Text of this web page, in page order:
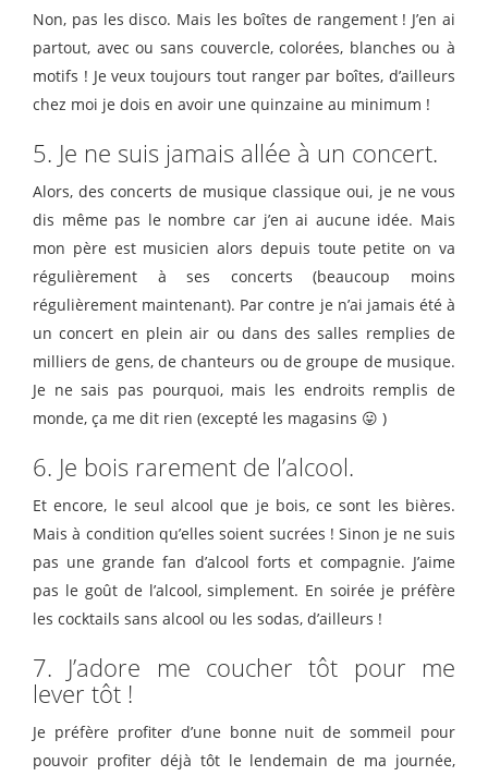
Non, pas les disco. Mais les boîtes de rangement ! J’en ai
partout, avec ou sans couvercle, colorées, blanches ou à
motifs ! Je veux toujours tout ranger par boîtes, d’ailleurs
chez moi je dois en avoir une quinzaine au minimum !
5. Je ne suis jamais allée à un concert.
Alors, des concerts de musique classique oui, je ne vous
dis même pas le nombre car j’en ai aucune idée. Mais
mon père est musicien alors depuis toute petite on va
régulièrement à ses concerts (beaucoup moins
régulièrement maintenant). Par contre je n’ai jamais été à
un concert en plein air ou dans des salles remplies de
milliers de gens, de chanteurs ou de groupe de musique.
Je ne sais pas pourquoi, mais les endroits remplis de
monde, ça me dit rien (excepté les magasins 😛 )
6. Je bois rarement de l’alcool.
Et encore, le seul alcool que je bois, ce sont les bières.
Mais à condition qu’elles soient sucrées ! Sinon je ne suis
pas une grande fan d’alcool forts et compagnie. J’aime
pas le goût de l’alcool, simplement. En soirée je préfère
les cocktails sans alcool ou les sodas, d’ailleurs !
7. J’adore me coucher tôt pour me
lever tôt !
Je préfère profiter d’une bonne nuit de sommeil pour
pouvoir profiter déjà tôt le lendemain de ma journée,